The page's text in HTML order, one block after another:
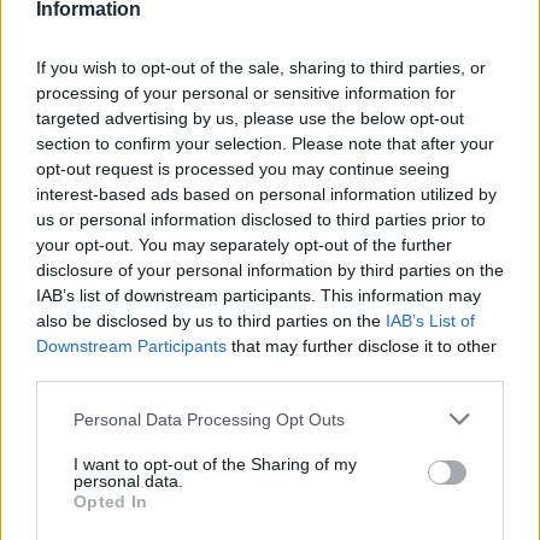
Information
If you wish to opt-out of the sale, sharing to third parties, or
processing of your personal or sensitive information for
targeted advertising by us, please use the below opt-out
section to confirm your selection. Please note that after your
opt-out request is processed you may continue seeing
interest-based ads based on personal information utilized by
us or personal information disclosed to third parties prior to
your opt-out. You may separately opt-out of the further
disclosure of your personal information by third parties on the
IAB’s list of downstream participants. This information may
also be disclosed by us to third parties on the IAB’s List of
Downstream Participants that may further disclose it to other
Please note that this website/app uses one or more Google
not limited to your visit or usage behaviour. You may click to
grant or deny consent to Google and its third-party tags to
use your data for below specified purposes in below Google
Personal Data Processing Opt Outs
I want to opt-out of the Sharing of my
personal data.
Opted In
a
ce
b
o
o
k
w
it
te
r
n
te
re
st
h
at
s
A
p
p
h
a
re
Articolo precedente
Prossimo articolo
NOTIZIE RECENTI
Le previsioni meteo per il weekend a Olbia e in
Gallura
Michelle Hunziker in Gallura, bella anche dal
vivo: un amico vip svela come fa